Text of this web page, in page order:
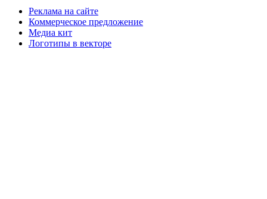
Реклама на сайте
Коммерческое предложение
Медиа кит
Логотипы в векторе